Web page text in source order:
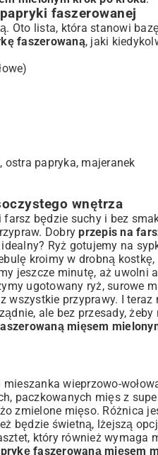
danie dla każdego?
faszerowanej
Oto lista, która stanowi
faszerowaną, jaki
ostra papryka, majeranek
wnętrza
będzie suchy i bez
Dobryprzepis na
idealny? Ryż gotujemy na
kroimy w drobną
jeszcze minutę, aż uwolni
ugotowany ryż, surowe
przyprawy. I
ale bez przesady, żeby
mięsem
wieprzowo-
paczkowanych mięs z
zmielone mięso. Różnica
będzie świetną, lżejszą
, który również wymaga
faszerowaną mięsem